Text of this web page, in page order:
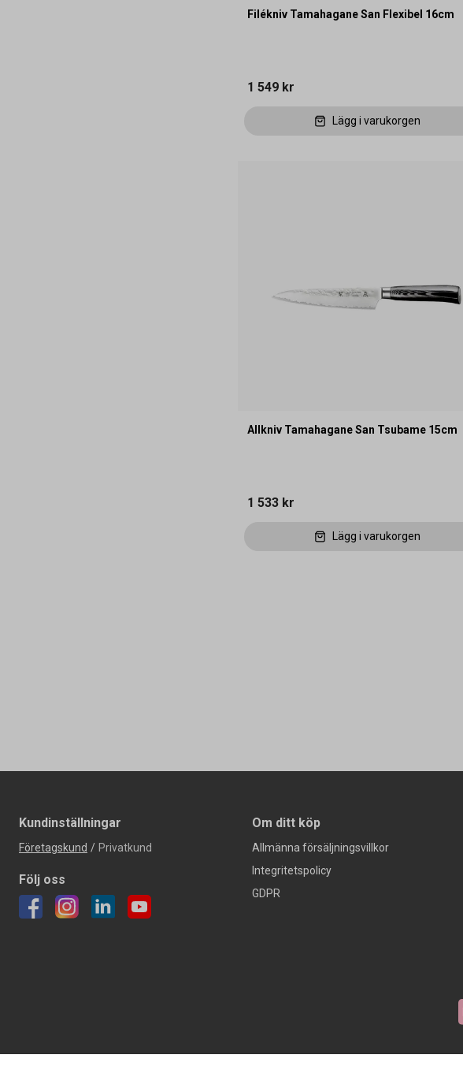
Filékniv Tamahagane San Flexibel 16cm
1 549 kr
Lägg i varukorgen
Allkniv Tamahagane San Tsubame 15cm
1 533 kr
Lägg i varukorgen
Kundinställningar
Företagskund / Privatkund
Följ oss
Om ditt köp
Allmänna försäljningsvillkor
Integritetspolicy
GDPR